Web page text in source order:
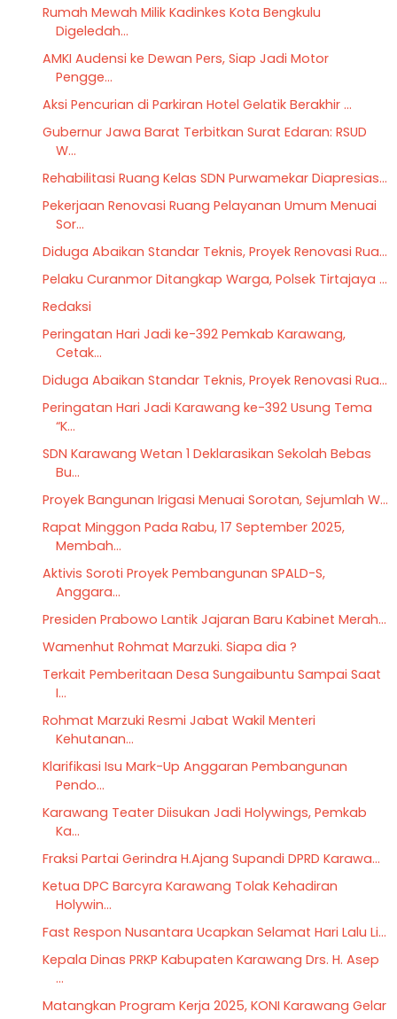
Rumah Mewah Milik Kadinkes Kota Bengkulu
Digeledah...
AMKI Audensi ke Dewan Pers, Siap Jadi Motor
Pengge...
Aksi Pencurian di Parkiran Hotel Gelatik Berakhir ...
Gubernur Jawa Barat Terbitkan Surat Edaran: RSUD
W...
Rehabilitasi Ruang Kelas SDN Purwamekar Diapresias...
Pekerjaan Renovasi Ruang Pelayanan Umum Menuai
Sor...
Diduga Abaikan Standar Teknis, Proyek Renovasi Rua...
Pelaku Curanmor Ditangkap Warga, Polsek Tirtajaya ...
Redaksi
Peringatan Hari Jadi ke-392 Pemkab Karawang,
Cetak...
Diduga Abaikan Standar Teknis, Proyek Renovasi Rua...
Peringatan Hari Jadi Karawang ke-392 Usung Tema
“K...
SDN Karawang Wetan 1 Deklarasikan Sekolah Bebas
Bu...
Proyek Bangunan Irigasi Menuai Sorotan, Sejumlah W...
Rapat Minggon Pada Rabu, 17 September 2025,
Membah...
Aktivis Soroti Proyek Pembangunan SPALD-S,
Anggara...
Presiden Prabowo Lantik Jajaran Baru Kabinet Merah...
Wamenhut Rohmat Marzuki. Siapa dia ?
Terkait Pemberitaan Desa Sungaibuntu Sampai Saat
I...
Rohmat Marzuki Resmi Jabat Wakil Menteri
Kehutanan...
Klarifikasi Isu Mark-Up Anggaran Pembangunan
Pendo...
Karawang Teater Diisukan Jadi Holywings, Pemkab
Ka...
Fraksi Partai Gerindra H.Ajang Supandi DPRD Karawa...
Ketua DPC Barcyra Karawang Tolak Kehadiran
Holywin...
Fast Respon Nusantara Ucapkan Selamat Hari Lalu Li...
Kepala Dinas PRKP Kabupaten Karawang Drs. H. Asep
...
Matangkan Program Kerja 2025, KONI Karawang Gelar